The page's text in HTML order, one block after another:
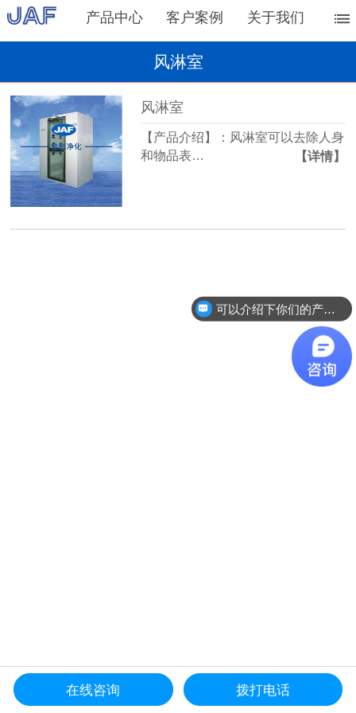
产品中心 客户案例 关于我们
风淋室
风淋室
【产品介绍】：风淋室可以去除人身
和物品表…
【详情】
更多产品导航
可以介绍下你们的产品么？
在线咨询 拨打电话